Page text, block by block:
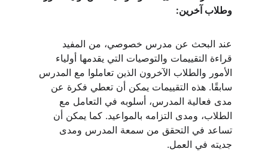
وطلاب آخرين:
عند البحث عن مدرس خصوصي، من المفيد
قراءة التقييمات والتوصيات التي يقدمها أولياء
الأمور والطلاب الآخرون الذين تعاملوا مع المدرس
سابقًا. هذه التقييمات يمكن أن تعطي فكرة عن
مدى فعالية المدرس، أسلوبه في التعامل مع
الطلاب، ومدى التزامه بالمواعيد. كما يمكن أن
تساعد في التحقق من سمعة المدرس ومدى
جديته في العمل.